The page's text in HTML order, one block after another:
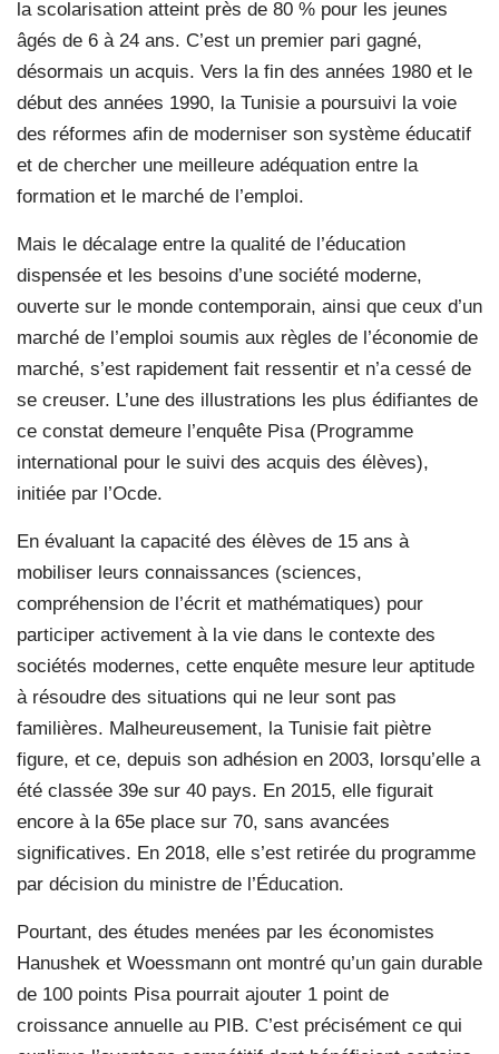
la scolarisation atteint près de 80 % pour les jeunes
âgés de 6 à 24 ans. C’est un premier pari gagné,
désormais un acquis. Vers la fin des années 1980 et le
début des années 1990, la Tunisie a poursuivi la voie
des réformes afin de moderniser son système éducatif
et de chercher une meilleure adéquation entre la
formation et le marché de l’emploi.
Mais le décalage entre la qualité de l’éducation
dispensée et les besoins d’une société moderne,
ouverte sur le monde contemporain, ainsi que ceux d’un
marché de l’emploi soumis aux règles de l’économie de
marché, s’est rapidement fait ressentir et n’a cessé de
se creuser. L’une des illustrations les plus édifiantes de
ce constat demeure l’enquête Pisa (Programme
international pour le suivi des acquis des élèves),
initiée par l’Ocde.
En évaluant la capacité des élèves de 15 ans à
mobiliser leurs connaissances (sciences,
compréhension de l’écrit et mathématiques) pour
participer activement à la vie dans le contexte des
sociétés modernes, cette enquête mesure leur aptitude
à résoudre des situations qui ne leur sont pas
familières. Malheureusement, la Tunisie fait piètre
figure, et ce, depuis son adhésion en 2003, lorsqu’elle a
été classée 39e sur 40 pays. En 2015, elle figurait
encore à la 65e place sur 70, sans avancées
significatives. En 2018, elle s’est retirée du programme
par décision du ministre de l’Éducation.
Pourtant, des études menées par les économistes
Hanushek et Woessmann ont montré qu’un gain durable
de 100 points Pisa pourrait ajouter 1 point de
croissance annuelle au PIB. C’est précisément ce qui